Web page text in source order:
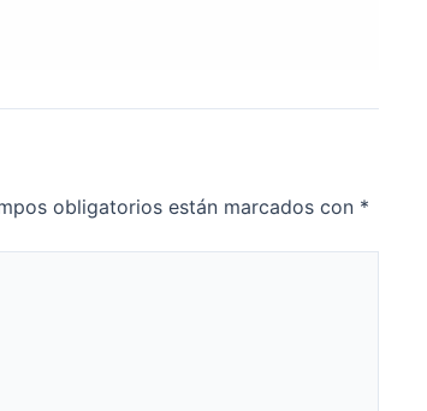
obligatorios están marcados con *